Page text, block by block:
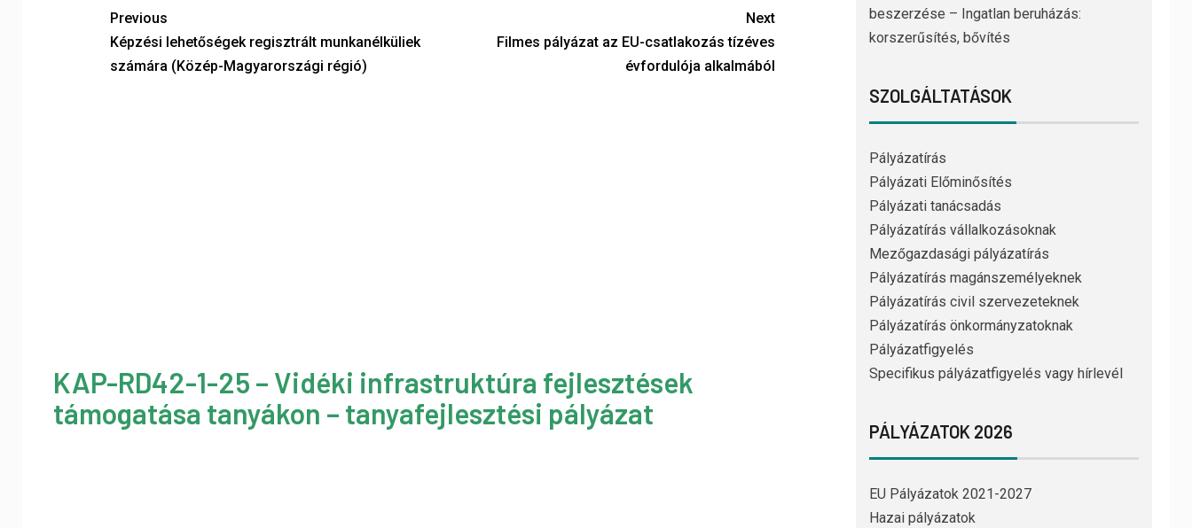
Previous
Képzési lehetőségek regisztrált munkanélküliek
számára (Közép-Magyarországi régió)
Next
Filmes pályázat az EU-csatlakozás tízéves
évfordulója alkalmából
KAP-RD42-1-25 – Vidéki infrastruktúra fejlesztések
támogatása tanyákon – tanyafejlesztési pályázat
beszerzése – Ingatlan beruházás:
korszerűsítés, bővítés
SZOLGÁLTATÁSOK
Pályázatírás
Pályázati Előminősítés
Pályázati tanácsadás
Pályázatírás vállalkozásoknak
Mezőgazdasági pályázatírás
Pályázatírás magánszemélyeknek
Pályázatírás civil szervezeteknek
Pályázatírás önkormányzatoknak
Pályázatfigyelés
Specifikus pályázatfigyelés vagy hírlevél
PÁLYÁZATOK 2026
EU Pályázatok 2021-2027
Hazai pályázatok